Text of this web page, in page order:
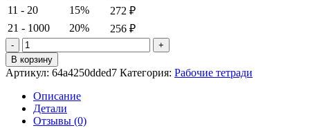
11 - 20
15% 272 ₽
21 - 1000
20% 256 ₽
Количество
товара
География.
Начальный
курс
географии.
6
В корзину
Артикул: 64a4250dded7 Категория: Рабочие тетради
Описание
Детали
Отзывы (0)